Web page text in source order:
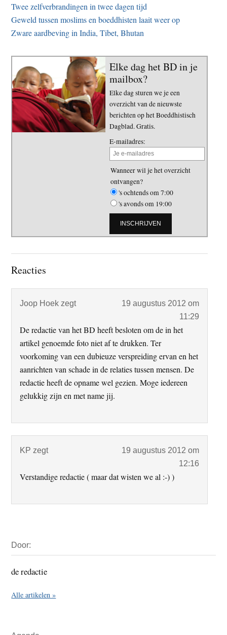
Twee zelfverbrandingen in twee dagen tijd
Geweld tussen moslims en boeddhisten laait weer op
Zware aardbeving in India, Tibet, Bhutan
Elke dag het BD in je
mailbox?
Elke dag sturen we je een
overzicht van de nieuwste
berichten op het Boeddhistisch
Dagblad. Gratis.
E-mailadres:
Wanneer wil je het overzicht
ontvangen?
's ochtends om 7:00
's avonds om 19:00
Lees
Reacties
Joop Hoek zegt
19 augustus 2012 om
11:29
De redactie van het BD heeft besloten om de in het
artikel genoemde foto niet af te drukken. Ter
voorkoming van een dubieuze verspreiding ervan en het
aanrichten van schade in de relaties tussen mensen. De
redactie heeft de opname wel gezien. Moge iedereen
gelukkig zijn en met name jij.
KP zegt
19 augustus 2012 om
12:16
Verstandige redactie ( maar dat wisten we al :-) )
Sidebar
Door:
de redactie
Alle artikelen »